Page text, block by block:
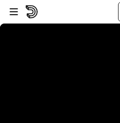
プレイヤーにスキップ
メインコンテンツにスキップ